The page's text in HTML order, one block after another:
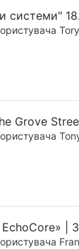
системи"
Grove
EchoCore» |